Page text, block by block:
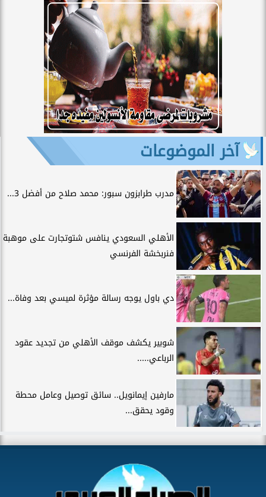
آخر الموضوعات
مدرب طرابزون سبور: محمد صلاح من أفضل 3...
الأهلي السعودي ينافس شتوتجارت على موهبة
فنربخشة الفرنسي
دي باول يوجه رسالة مؤثرة لميسي بعد وفاة...
شوبير يكشف موقف الأهلي من تجديد عقود
الرباعي.....
مارفين إيمانويل.. سائق توصيل وعامل محطة
وقود يحقق...